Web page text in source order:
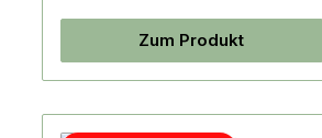
Zum Produkt